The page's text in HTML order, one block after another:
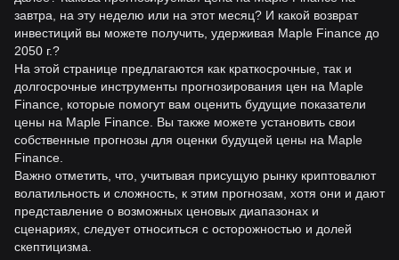
завтра, на эту неделю или на этот месяц? И какой возврат
инвестиций вы можете получить, удерживая Maple Finance до
2050 г.?
На этой странице предлагаются как краткосрочные, так и
долгосрочные инструменты прогнозирования цен на Maple
Finance, которые помогут вам оценить будущие показатели
цены на Maple Finance. Вы также можете установить свои
собственные прогнозы для оценки будущей цены на Maple
Finance.
Важно отметить, что, учитывая присущую рынку криптовалют
волатильность и сложность, к этим прогнозам, хотя они и дают
представление о возможных ценовых диапазонах и
сценариях, следует относиться с осторожностью и долей
скептицизма.